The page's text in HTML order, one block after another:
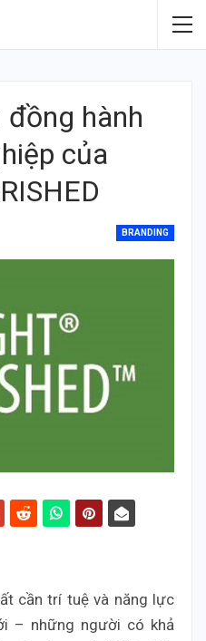
đồng hành
của
BRANDING
cần trí tuệ và năng lực
– những người có khả